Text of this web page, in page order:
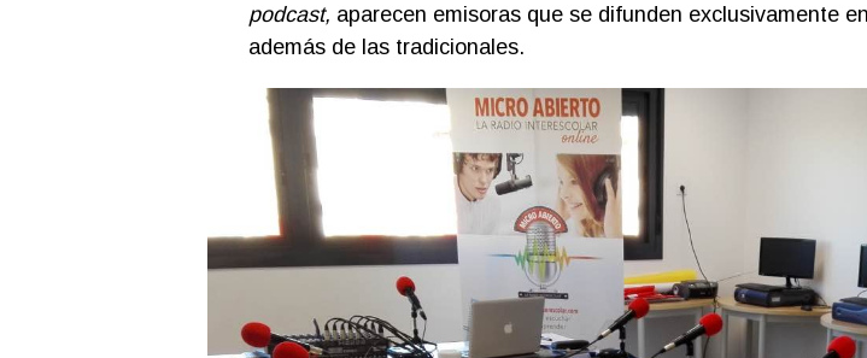
podcast, aparecen emisoras que se difunden exclusivamente
además de las tradicionales.